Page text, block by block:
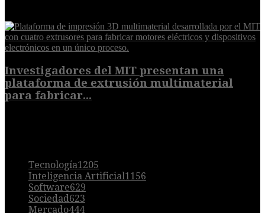
Investigadores del MIT presentan una
plataforma de extrusión multimaterial
para fabricar...
Tecnología1205
Inteligencia Artificial1156
Software629
Sociedad623
Mercado444